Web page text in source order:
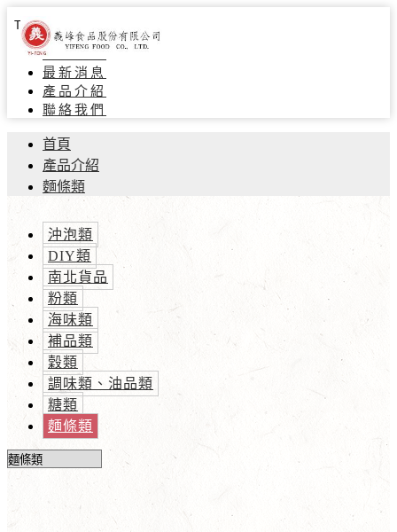
Toggle navigation
關於義峰
最新消息
產品介紹
聯絡我們
首頁
產品介紹
麵條類
沖泡類
DIY類
南北貨品
粉類
海味類
補品類
穀類
調味類、油品類
糖類
麵條類